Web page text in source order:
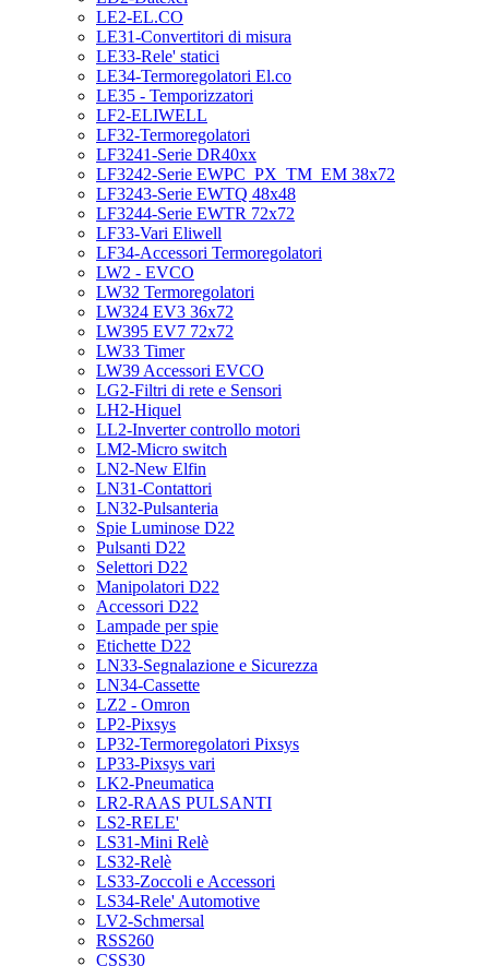
LE2-EL.CO
LE31-Convertitori di misura
LE33-Rele' statici
LE34-Termoregolatori El.co
LE35 - Temporizzatori
LF2-ELIWELL
LF32-Termoregolatori
LF3241-Serie DR40xx
LF3242-Serie EWPC_PX_TM_EM 38x72
LF3243-Serie EWTQ 48x48
LF3244-Serie EWTR 72x72
LF33-Vari Eliwell
LF34-Accessori Termoregolatori
LW2 - EVCO
LW32 Termoregolatori
LW324 EV3 36x72
LW395 EV7 72x72
LW33 Timer
LW39 Accessori EVCO
LG2-Filtri di rete e Sensori
LH2-Hiquel
LL2-Inverter controllo motori
LM2-Micro switch
LN2-New Elfin
LN31-Contattori
LN32-Pulsanteria
Spie Luminose D22
Pulsanti D22
Selettori D22
Manipolatori D22
Accessori D22
Lampade per spie
Etichette D22
LN33-Segnalazione e Sicurezza
LN34-Cassette
LZ2 - Omron
LP2-Pixsys
LP32-Termoregolatori Pixsys
LP33-Pixsys vari
LK2-Pneumatica
LR2-RAAS PULSANTI
LS2-RELE'
LS31-Mini Relè
LS32-Relè
LS33-Zoccoli e Accessori
LS34-Rele' Automotive
LV2-Schmersal
RSS260
CSS30